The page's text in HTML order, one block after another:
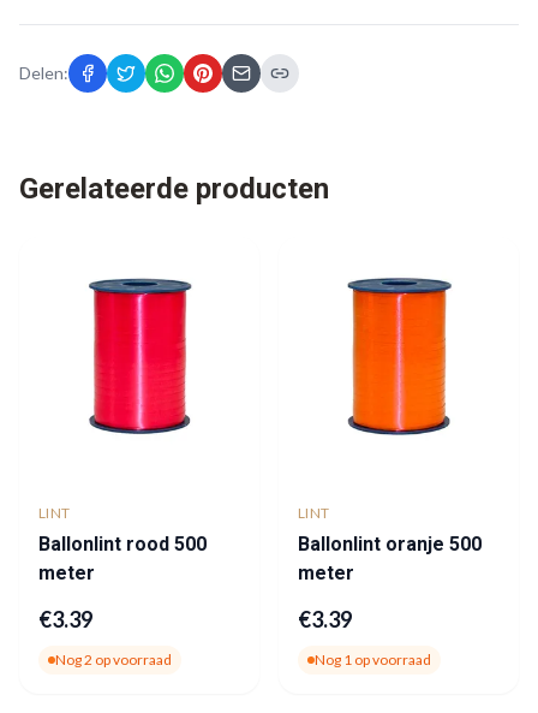
Delen:
Gerelateerde producten
LINT
Ballonlint rood 500
meter
€3.39
Nog2 op voorraad
LINT
Ballonlint oranje 500
meter
€3.39
Nog 1 op voorraad